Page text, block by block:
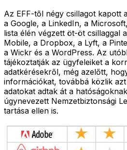
Az EFF-től négy csillagot kapott
a Google, a LinkedIn, a
lista élén végzett öt-öt csillaggal
Mobile, a Dropbox, a Lyft, a
a Wickr és a WordPress. Az
tájékoztatják az ügyfeleiket a
adatkérésekről, még azelőtt,
információkat, továbbá közlik
adatokat adtak át a
úgynevezett Nemzetbiztonsági
tartása ellen is.